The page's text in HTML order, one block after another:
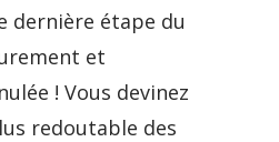
dernière étape du
et
! Vous devinez
redoutable des